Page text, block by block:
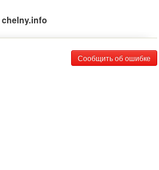
chelny.info
Сообщить об ошибке